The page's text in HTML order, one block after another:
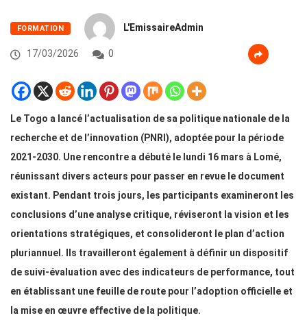
FORMATION L'EmissaireAdmin
17/03/2026 0
Le Togo a lancé l’actualisation de sa politique nationale de la
recherche et de l’innovation (PNRI), adoptée pour la période
2021-2030. Une rencontre a débuté le lundi 16 mars à Lomé,
réunissant divers acteurs pour passer en revue le document
existant. Pendant trois jours, les participants examineront les
conclusions d’une analyse critique, réviseront la vision et les
orientations stratégiques, et consolideront le plan d’action
pluriannuel. Ils travailleront également à définir un dispositif
de suivi-évaluation avec des indicateurs de performance, tout
en établissant une feuille de route pour l’adoption officielle et
la mise en œuvre effective de la politique.